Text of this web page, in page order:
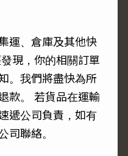
運、倉庫及其他快
現，你的相關訂單
。我們將盡快為所
款。 若貨品在運輸
遞公司負責，如有
司聯絡。